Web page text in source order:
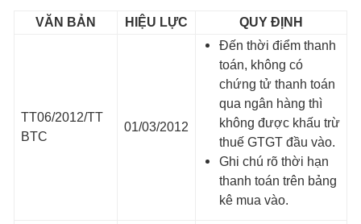
VĂN BẢN HIỆU LỰC QUY ĐỊNH
TT06/2012/TT
BTC
01/03/2012
Đến thời điểm thanh
toán, không có
chứng tử thanh toán
qua ngân hàng thì
không được khấu trừ
thuế GTGT đầu vào.
Ghi chú rõ thời hạn
thanh toán trên bảng
kê mua vào.